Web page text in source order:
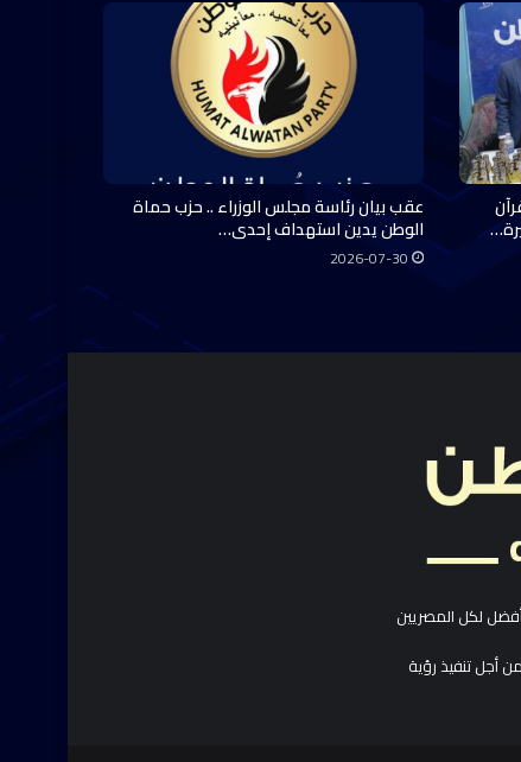
عقب بيان رئاسة مجلس الوزراء .. حزب حماة
الوطن يدين استهداف إحدى…
2026-07-30
لكل المصريين
أجل تنفيذ رؤية